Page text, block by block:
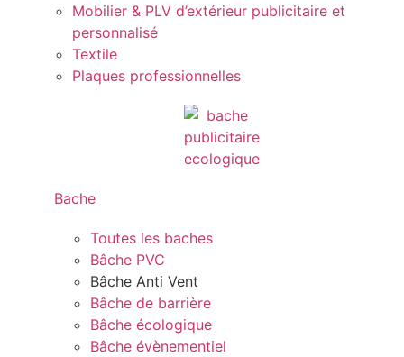
Mobilier & PLV d’extérieur publicitaire et
personnalisé
Textile
Plaques professionnelles
Bache
Toutes les baches
Bâche PVC
Bâche Anti Vent
Bâche de barrière
Bâche écologique
Bâche évènementiel